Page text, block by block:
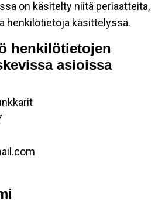
on käsitelty niitä periaatteita,
henkilötietoja käsittelyssä.
henkilötietojen
asioissa